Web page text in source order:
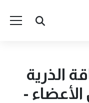
الذرية
الأعضاء -